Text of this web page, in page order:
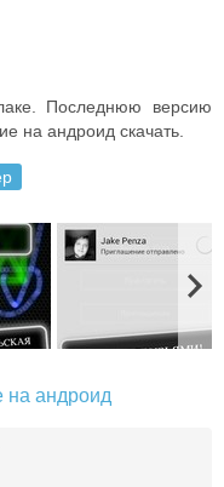
Последнюю версию
на андроид скачать.
на андроид